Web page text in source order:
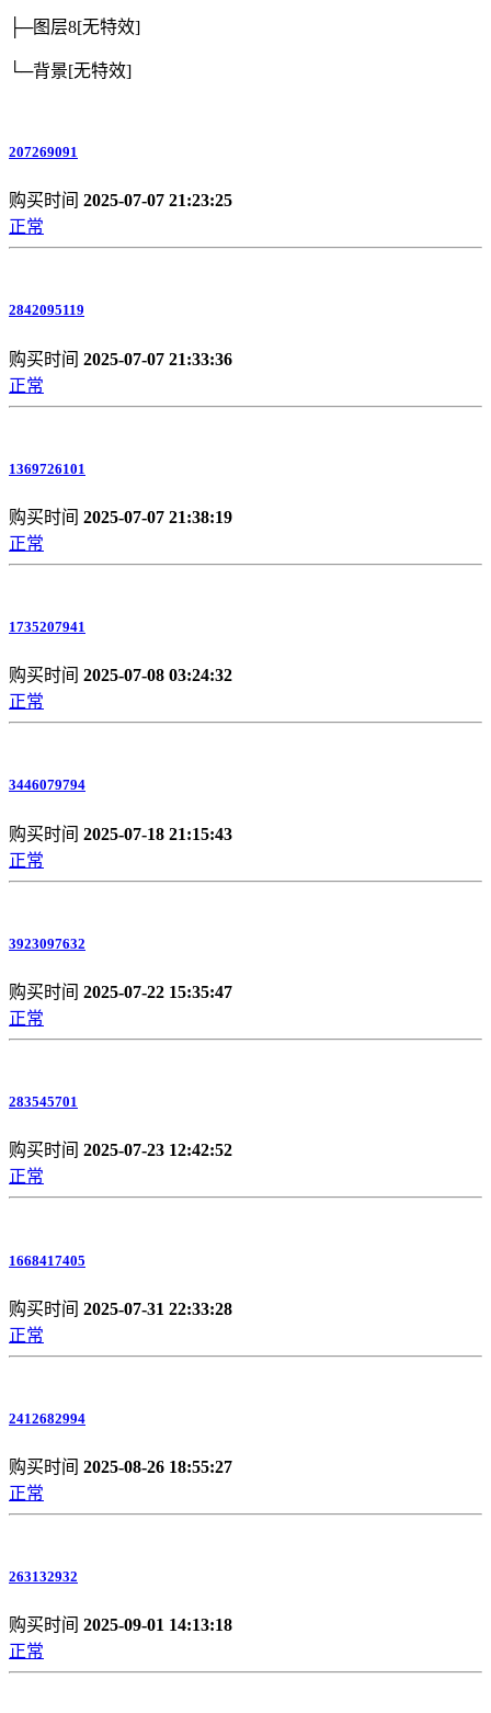
├─图层8[无特效]
└─背景[无特效]
207269091
购买时间 2025-07-07 21:23:25
正常
2842095119
购买时间 2025-07-07 21:33:36
正常
1369726101
购买时间 2025-07-07 21:38:19
正常
1735207941
购买时间 2025-07-08 03:24:32
正常
3446079794
购买时间 2025-07-18 21:15:43
正常
3923097632
购买时间 2025-07-22 15:35:47
正常
283545701
购买时间 2025-07-23 12:42:52
正常
1668417405
购买时间 2025-07-31 22:33:28
正常
2412682994
购买时间 2025-08-26 18:55:27
正常
263132932
购买时间 2025-09-01 14:13:18
正常